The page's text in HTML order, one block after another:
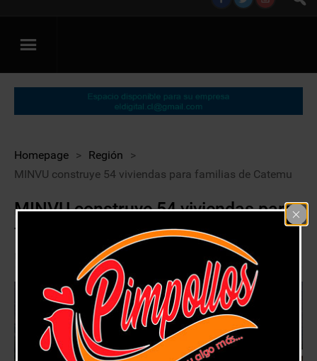
Homepage > Región
>
MINVU construye 54 viviendas para familias de Catemu
MINVU construye 54 viviendas para
familias de Catemu
28 diciembre, 2018 Región